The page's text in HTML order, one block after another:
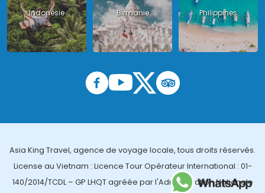
Indonésie Birmanie Philippines
Asia King Travel, agence de voyage locale, tous droits réservés.
License au Vietnam : Licence Tour Opérateur International : 01-
140/2014/TCDL – GP LHQT agréée par l'Administration Nationale